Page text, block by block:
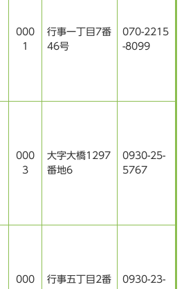
000
1
行事一丁目7番
46号
070-2215
-8099
000
3
大字大橋1297
番地6
0930-25-
5767
000
行事五丁目2番
0930-23-